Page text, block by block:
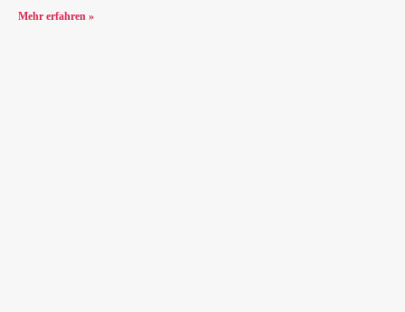
Mehr erfahren »